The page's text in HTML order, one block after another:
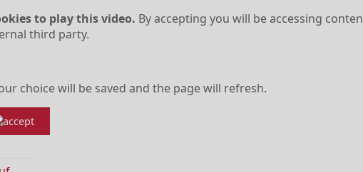
to play this video. By accepting you will be accessing
third party.
choice will be saved and the page will refresh.